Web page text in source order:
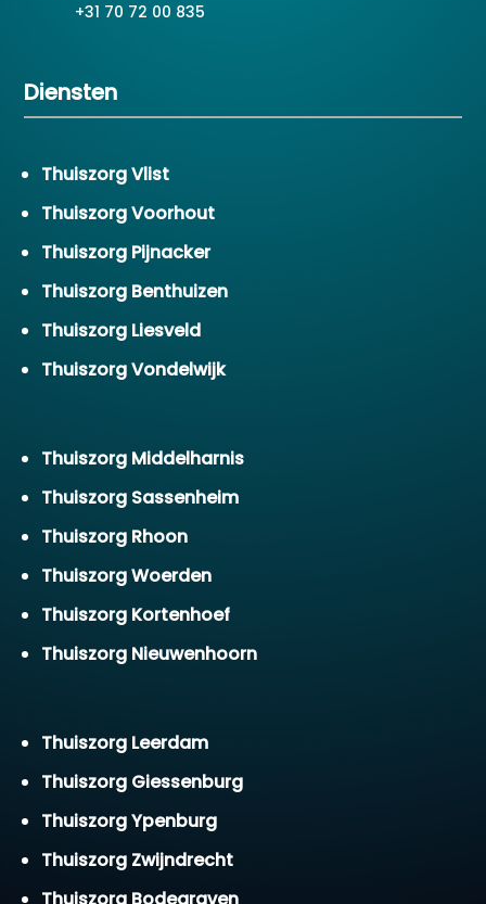
+31 70 72 00 835
Diensten
Thuiszorg Vlist
Thuiszorg Voorhout
Thuiszorg Pijnacker
Thuiszorg Benthuizen
Thuiszorg Liesveld
Thuiszorg Vondelwijk
Thuiszorg Middelharnis
Thuiszorg Sassenheim
Thuiszorg Rhoon
Thuiszorg Woerden
Thuiszorg Kortenhoef
Thuiszorg Nieuwenhoorn
Thuiszorg Leerdam
Thuiszorg Giessenburg
Thuiszorg Ypenburg
Thuiszorg Zwijndrecht